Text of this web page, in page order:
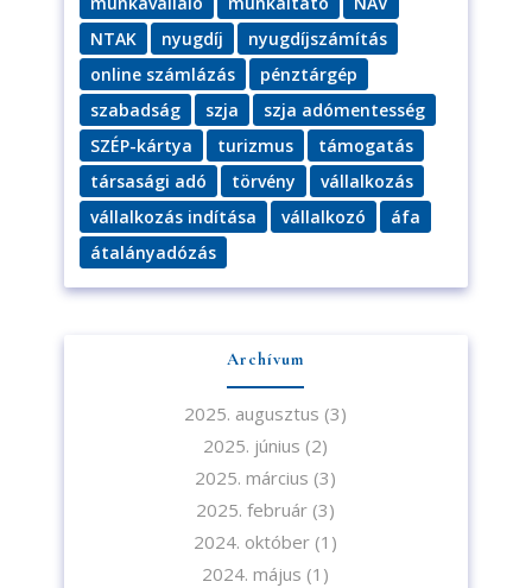
NTAK
nyugdíj
nyugdíjszámítás
online számlázás
pénztárgép
szabadság
szja
szja adómentesség
SZÉP-kártya
turizmus
támogatás
társasági adó
törvény
vállalkozás
vállalkozás indítása
vállalkozó
áfa
átalányadózás
Archívum
2025. augusztus (3)
2025. június (2)
2025. március (3)
2025. február (3)
2024. október (1)
2024. május (1)
A feliratkozással elfogadja az adatvédelmi tájékoztatónkat. Elolvasom
azAdatvédelmi tájékoztatót.
Feliratkozom